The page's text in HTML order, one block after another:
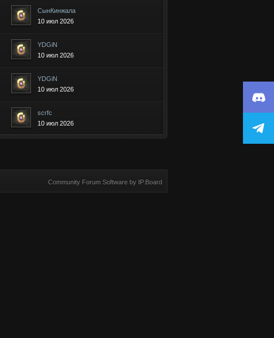
СынКинжала
10 июл 2026
YDGiN
10 июл 2026
YDGiN
10 июл 2026
scrfc
10 июл 2026
Community Forum Software by IP.Board